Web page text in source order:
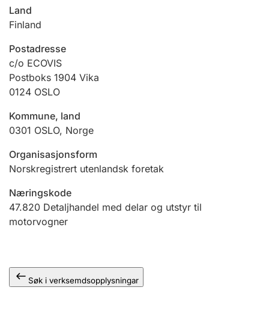
Ektepaktrettleiaren
Andre tema
Land
Finland
Postadresse
c/o ECOVIS
Postboks 1904 Vika
0124 OSLO
Kommune, land
0301 OSLO, Norge
Organisasjonsform
Norskregistrert utenlandsk foretak
Næringskode
47.820 Detaljhandel med delar og utstyr til
motorvogner
Søk i verksemdsopplysningar